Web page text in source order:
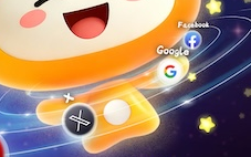
加速器
荔枝加速器